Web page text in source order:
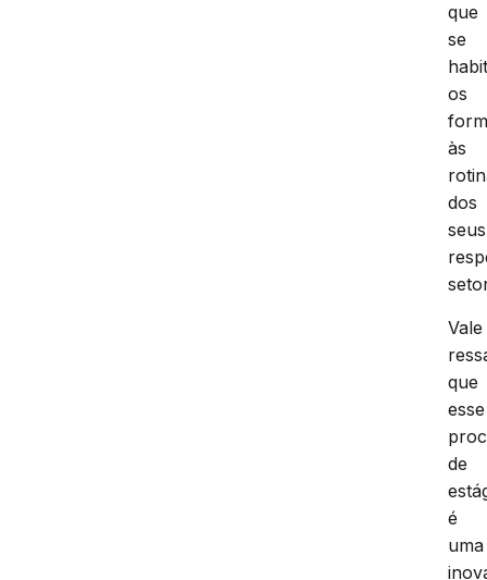
que
se
os
às
dos
seus
Vale
que
esse
de
é
uma